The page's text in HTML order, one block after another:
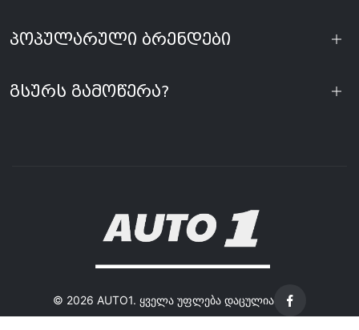
პოპულარული ბრენდები
გსურს გამოწერა?
© 2026 AUTO1. ყველა უფლება დაცულია